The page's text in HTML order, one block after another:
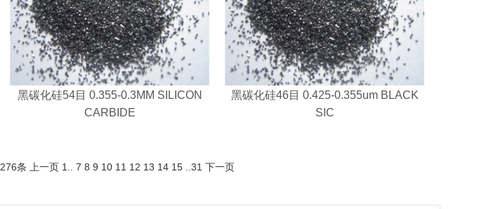
黑碳化硅54目 0.355-0.3MM SILICON
CARBIDE
黑碳化硅46目 0.425-0.355um BLACK
SIC
276条 上一页 1 7 8 9 10 11 12 13 14 15 31 下一页